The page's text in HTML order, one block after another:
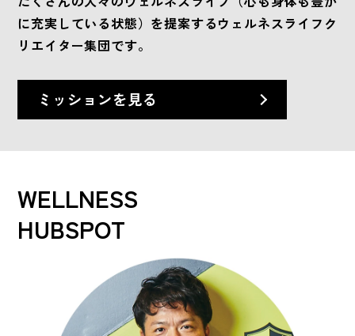
に充実している状態） を提案するウェルネスライフク
リエイター集団です。
ミッションを見る
WELLNESS
HUBSPOT